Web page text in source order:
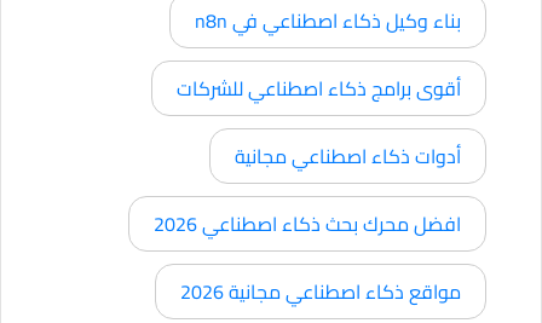
بناء وكيل ذكاء اصطناعي في n8n
أقوى برامج ذكاء اصطناعي للشركات
أدوات ذكاء اصطناعي مجانية
افضل محرك بحث ذكاء اصطناعي 2026
مواقع ذكاء اصطناعي مجانية 2026